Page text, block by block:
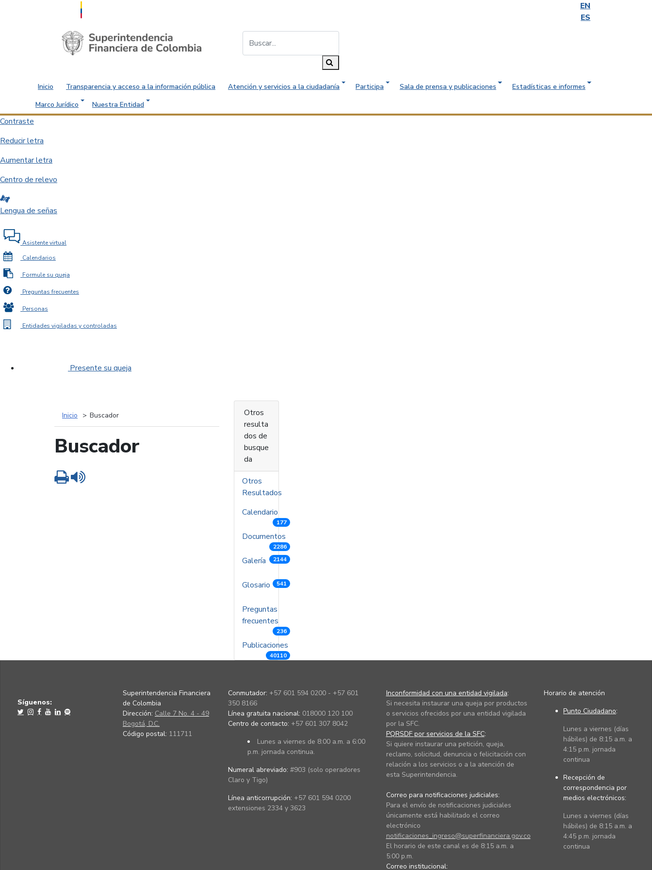
EN
ES
Saltar al contenido principal
Inicio Transparencia y acceso a la información pública Atención y servicios a la ciudadanía Participa Sala de prensa y publicaciones
Estadísticas e informes
Marco Jurídico
Nuestra Entidad
Contraste
Reducir letra
Aumentar letra
Centro de relevo
Lengua de señas
Asistente virtual
Calendarios
Formule su queja
Preguntas frecuentes
Personas
Entidades vigiladas y controladas
Presente su queja
Inicio Buscador
Buscador
Imprimir
Otros
resulta
dos de
busque
da
Otros
Resultados
Calendario
177
Documentos
2286
Galería 2144
Glosario 541
Preguntas
frecuentes
236
Publicaciones
40110
Síguenos:
Superintendencia Financiera
de Colombia
Dirección: Calle 7 No. 4 - 49
Bogotá, D.C.
Código postal: 111711
Conmutador: +57 601 594 0200 - +57 601
350 8166
Línea gratuita nacional: 018000 120 100
Centro de contacto: +57 601 307 8042
Lunes a viernes de 8:00 a.m. a 6:00
p.m. jornada continua.
Numeral abreviado: #903 (solo operadores
Claro y Tigo)
Línea anticorrupción: +57 601 594 0200
extensiones 2334 y 3623
Inconformidad con una entidad vigilada:
Si necesita instaurar una queja por productos
o servicios ofrecidos por una entidad vigilada
por la SFC.
PQRSDF por servicios de la SFC:
Si quiere instaurar una petición, queja,
reclamo, solicitud, denuncia o felicitación con
relación a los servicios o a la atención de
esta Superintendencia.
Correo para notificaciones judiciales:
Para el envío de notificaciones judiciales
únicamente está habilitado el correo
electrónico
notificaciones_ingreso@superfinanciera.gov.co
El horario de este canal es de 8:15 a.m. a
5:00 p.m.
Correo institucional:
Horario de atención
Punto Ciudadano:
Lunes a viernes (días
hábiles) de 8:15 a.m. a
4:15 p.m. jornada
continua
Recepción de
correspondencia por
medios electrónicos:
Lunes a viernes (días
hábiles) de 8:15 a.m. a
4:45 p.m. jornada
continua